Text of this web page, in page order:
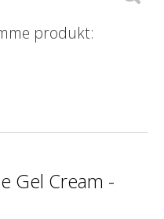
produkt:
Gel Cream -